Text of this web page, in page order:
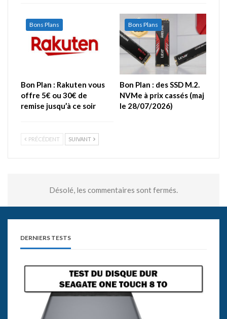
Bons Plans
Bon Plan : Rakuten vous
offre 5€ ou 30€ de
remise jusqu’à ce soir
Bons Plans
Bon Plan : des SSD M.2.
NVMe à prix cassés (maj
le 28/07/2026)
PRÉCÉDENT SUIVANT
Désolé, les commentaires sont fermés.
DERNIERS TESTS